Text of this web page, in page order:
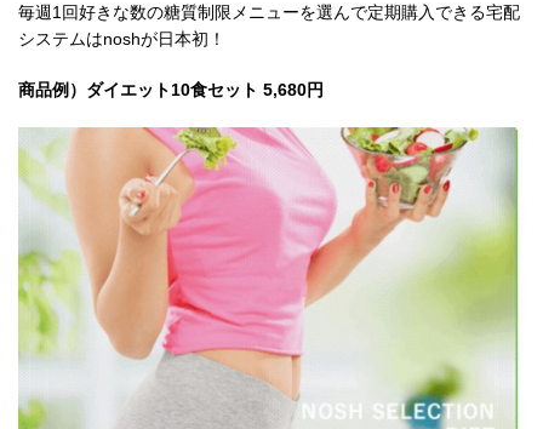
毎週1回好きな数の糖質制限メニューを選んで定期購入できる宅配
システムはnoshが日本初！
商品例）ダイエット10食セット 5,680円